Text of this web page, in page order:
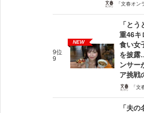
「文春オン
9位
9
NEW
「と
重46キ
食い女
を披露
ンサー
ア挑戦
「
「夫の